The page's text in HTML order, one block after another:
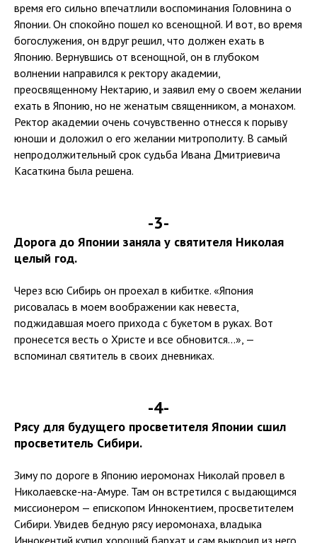
время его сильно впечатлили воспоминания Головнина о
Японии. Он спокойно пошел ко всенощной. И вот, во время
богослужения, он вдруг решил, что должен ехать в
Японию. Вернувшись от всенощной, он в глубоком
волнении направился к ректору академии,
преосвященному Нектарию, и заявил ему о своем желании
ехать в Японию, но не женатым священником, а монахом.
Ректор академии очень сочувственно отнесся к порыву
юноши и доложил о его желании митрополиту. В самый
непродолжительный срок судьба Ивана Дмитриевича
Касаткина была решена.
-3-
Дорога до Японии заняла у святителя Николая
целый год.
Через всю Сибирь он проехал в кибитке. «Япония
рисовалась в моем воображении как невеста,
поджидавшая моего прихода с букетом в руках. Вот
пронесется весть о Христе и все обновится...», —
вспоминал святитель в своих дневниках.
-4-
Рясу для будущего просветителя Японии сшил
просветитель Сибири.
Зиму по дороге в Японию иеромонах Николай провел в
Николаевске-на-Амуре. Там он встретился с выдающимся
миссионером — епископом Иннокентием, просветителем
Сибири. Увидев бедную рясу иеромонаха, владыка